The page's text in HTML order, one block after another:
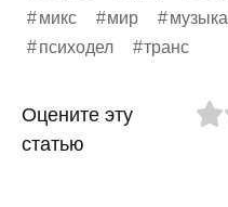
микс
мир музыка
психодел
транс
Оцените эту
статью